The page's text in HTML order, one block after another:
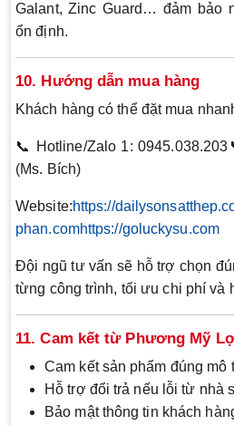
Galant, Zinc Guard… đảm bảo
ổn định.
10. Hướng dẫn mua hàng
Khách hàng có thể đặt mua
📞 Hotline/Zalo 1:
(Ms. Bích)
Website:https://
phan.comhttps://goluckysu.com
Đội ngũ tư vấn sẽ hỗ trợ chọn
từng công trình, tối ưu chi phí và
11. Cam kết từ Phương Mỹ
Cam kết sản phẩm đúng mô
Hỗ trợ đổi trả nếu lỗi từ nhà
Bảo mật thông tin khách